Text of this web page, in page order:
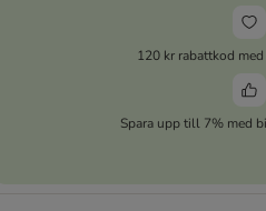
120 kr rabattkod
Spara upp till 7% med